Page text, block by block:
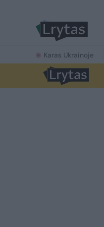
Karas Ukrainoje